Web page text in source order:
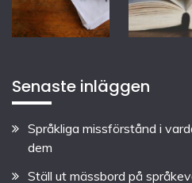
Senaste inläggen
Språkliga missförstånd i
dem
Ställ ut mässbord på